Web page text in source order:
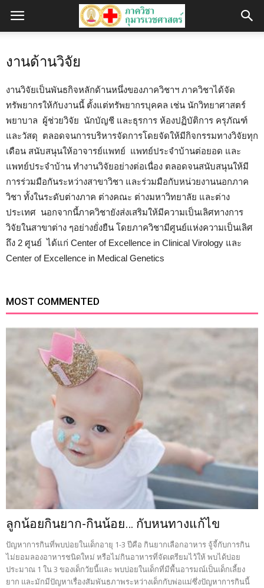
งานด้านวิจัย
งานวิจัยเป็นพันธกิจหลักด้านหนึ่งของภาควิชาฯ ภาควิชาได้จัด
ทรัพยากรให้กับงานนี้ ตั้งแต่ทรัพยากรบุคคล เช่น นักวิทยาศาสตร์
พยาบาล ผู้ช่วยวิจัย นักบัญชี และธุรการ ห้องปฏิบัติการ ครุภัณฑ์
และวัสดุ ตลอดจนการบริหารจัดการโดยจัดให้มีกิจกรรมทางวิจัยทุก
เดือน สนับสนุนให้อาจารย์แพทย์ แพทย์ประจำบ้านต่อยอด และ
แพทย์ประจำบ้าน ทำงานวิจัยอย่างต่อเนื่อง ตลอดจนสนับสนุนให้มี
การร่วมมือกันระหว่างสาขาวิชา และร่วมมือกับหน่วยงานนอกภาค
วิชา ทั้งในระดับต่างภาค ต่างคณะ ต่างมหาวิทยาลัย และต่าง
ประเทศ นอกจากนี้ภาควิชายังส่งเสริมให้มีความเป็นเลิศทางการ
วิจัยในสาขาต่าง ๆอย่างยั่งยืน โดยภาควิชามีศูนย์แห่งความเป็นเลิศ
ถึง 2 ศูนย์ ได้แก่ Center of Excellence in Clinical Virology และ
Center of Excellence in Medical Genetics
MOST COMMENTED
ลูกน้อยกินยาก-กินน้อย… กับหนทางแก้ไข
ปัญหาการกินที่พบบ่อยในเด็กอายุ 1-3 ปีคือ กินยากเลือกอาหาร จู้จี้กับการกิน
ไม่ยอมลองอาหารชนิดใหม่ หรือไม่กินอาหารที่จัดเตรียมไว้ให้ พบได้บ่อย
ประมาณ 1 ใน 3 ของเด็กวัยนี้และ พบบ่อยในเด็กที่มีพื้นอารมณ์เป็นเด็กเลี้ยง
ยาก และมักมีปัญหาเรื่องสัมพันธภาพระหว่างเด็กกับพ่อแม่ซึ่งปัญหาการกินนี้